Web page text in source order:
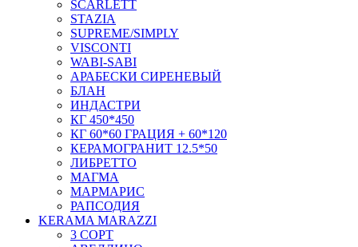
SCARLETT
STAZIA
SUPREME/SIMPLY
VISCONTI
WABI-SABI
АРАБЕСКИ СИРЕНЕВЫЙ
БЛАН
ИНДАСТРИ
КГ 450*450
КГ 60*60 ГРАЦИЯ + 60*120
КЕРАМОГРАНИТ 12.5*50
ЛИБРЕТТО
МАГМА
МАРМАРИС
РАПСОДИЯ
KERAMA MARAZZI
3 СОРТ